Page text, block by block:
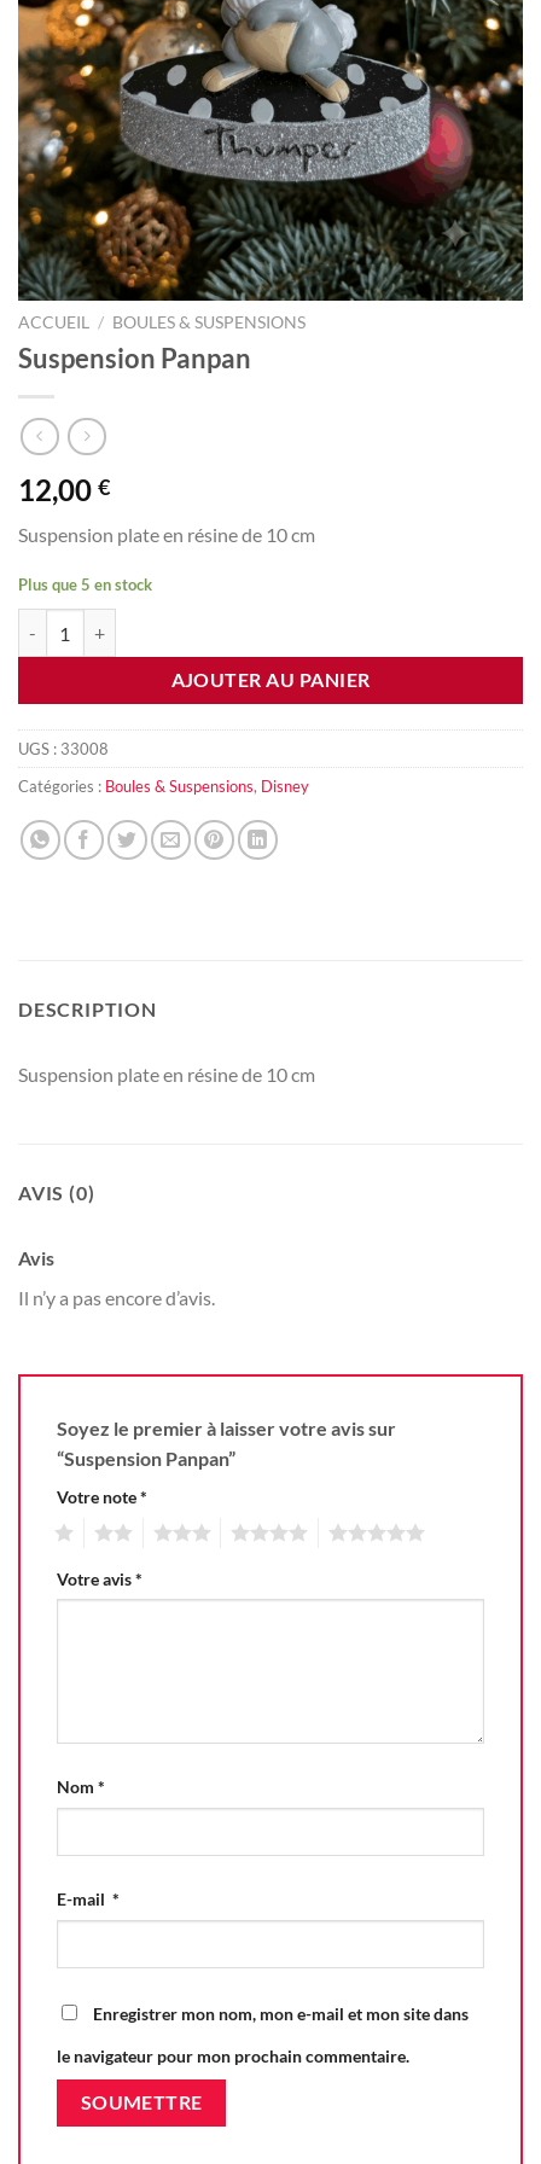
ACCUEIL / BOULES & SUSPENSIONS
Suspension Panpan
12,00 €
Suspension plate en résine de 10 cm
Plus que 5 en stock
AJOUTER AU PANIER
UGS : 33008
Catégories : Boules & Suspensions, Disney
DESCRIPTION
Suspension plate en résine de 10 cm
AVIS (0)
Avis
Il n’y a pas encore d’avis.
Soyez le premier à laisser votre avis sur
“Suspension Panpan”
Votre note*
Votre avis*
Nom *
E-mail *
Enregistrer mon nom, mon e-mail et mon site dans
le navigateur pour mon prochain commentaire.